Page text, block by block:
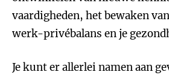
vaardigheden, het bewaken
werk-privébalans en je
Je kunt er allerlei namen aan